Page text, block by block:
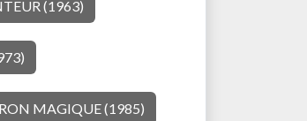
(1963)
MAGIQUE (1985)